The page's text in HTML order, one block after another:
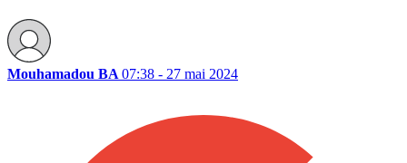
Mouhamadou BA 07:38 - 27 mai 2024